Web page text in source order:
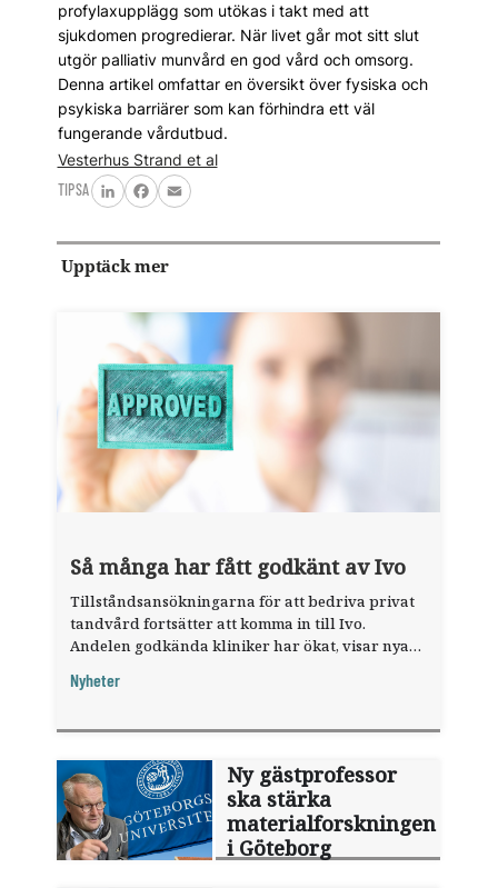
profylaxupplägg som utökas i takt med att
sjukdomen progredierar. När livet går mot sitt slut
utgör palliativ munvård en god vård och omsorg.
Denna artikel omfattar en översikt över fysiska och
psykiska barriärer som kan förhindra ett väl
fungerande vårdutbud.
Vesterhus Strand et al
TIPSA
LinkedInFacebook
Email
Upptäck mer
Så många har fått godkänt av Ivo
Tillståndsansökningarna för att bedriva privat
tandvård fortsätter att komma in till Ivo.
Andelen godkända kliniker har ökat, visar nya
Nyheter
Ny gästprofessor
ska stärka
materialforskningen
i Göteborg